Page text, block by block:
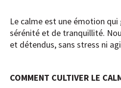
Le calme est une émotion
sérénité et de tranquillité.
et détendus, sans stress ni
COMMENT CULTIVER LE